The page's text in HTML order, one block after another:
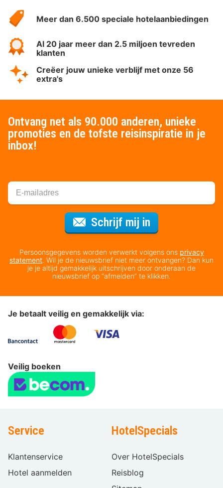
HotelSpecials
Meer dan 6.500 speciale hotelaanbiedingen
Al 20 jaar meer dan 2.5 miljoen tevreden
klanten
Creëer jouw unieke verblijf met onze 56
extra's
Ontvang net als 90.000 anderen, unieke
promoties en de tofste reisinspiratie in je
inbox!
Schrijf mij in
Persoonsgegevens worden verwerkt volgens ons privacy
statement. Wil je de nieuwsbrief niet meer ontvangen? Dan kun
je je altijd gemakkelijk uitschrijven door onderaan de
nieuwsbrief op “afmelden” te klikken.
Je betaalt veilig en gemakkelijk via:
Veilig boeken
Service
Klantenservice
Hotel aanmelden
HotelSpecials
Over HotelSpecials
Reisblog